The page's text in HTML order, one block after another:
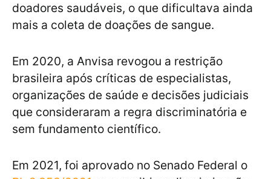
doadores saudáveis, o que dificultava ainda
mais a coleta de doações de sangue.
Em 2020, a Anvisa revogou a restrição
brasileira após críticas de especialistas,
organizações de saúde e decisões judiciais
que consideraram a regra discriminatória e
sem fundamento científico.
Em 2021, foi aprovado no Senado Federal o